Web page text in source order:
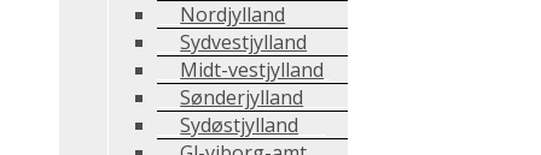
Nordjylland
Sydvestjylland
Midt-vestjylland
Sønderjylland
Sydøstjylland